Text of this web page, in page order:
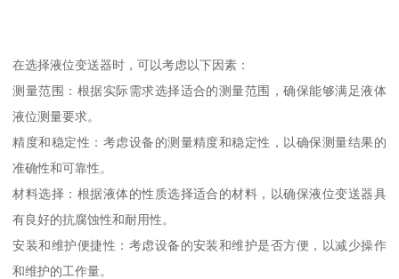
在选择液位变送器时，可以考虑以下因素：
测量范围：根据实际需求选择适合的测量范围，确保能够满足液体
液位测量要求。
精度和稳定性：考虑设备的测量精度和稳定性，以确保测量结果的
准确性和可靠性。
材料选择：根据液体的性质选择适合的材料，以确保液位变送器具
有良好的抗腐蚀性和耐用性。
安装和维护便捷性：考虑设备的安装和维护是否方便，以减少操作
和维护的工作量。